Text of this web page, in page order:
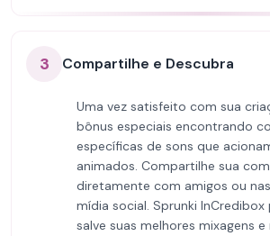
3 Compartilhe e Descubra
Uma vez satisfeito com sua
bônus especiais encontrando
específicas de sons que
animados. Compartilhe sua
diretamente com amigos ou
mídia social. Sprunki
salve suas melhores mixagens